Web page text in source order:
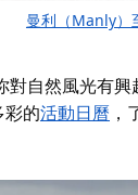
曼利（Manly）
對自然風光有
彩的活動日曆